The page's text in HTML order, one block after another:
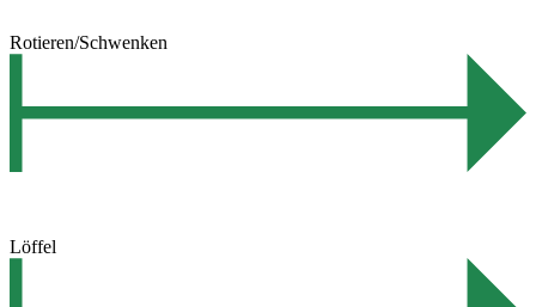
Rotieren/Schwenken
Löffel